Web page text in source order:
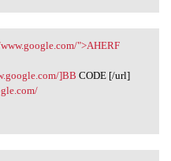
www.google
">AHERF
]BB CODE [/url]